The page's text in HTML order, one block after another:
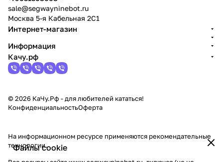
Файлы cookie
sale@segwayninebot.ru
Москва 5-я Кабельная 2С1
Интернет-магазин
Информация
Качу.рф
© 2026 КаЧу.Рф - для любителей кататься!
КонфиденциальностьОферта
На информационном ресурсе применяются рекомендательные
технологии.